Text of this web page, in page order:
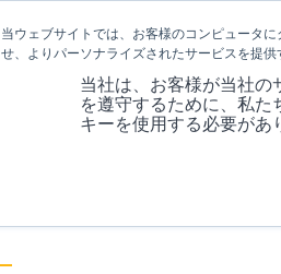
当ウェブサイトでは、お客様のコンピュータ
せ、よりパーソナライズされたサービスを提
当社は、お客様が当社の
を遵守するために、私
キーを使用する必要があ